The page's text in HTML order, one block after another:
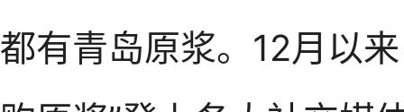
都有青岛原浆。12月以